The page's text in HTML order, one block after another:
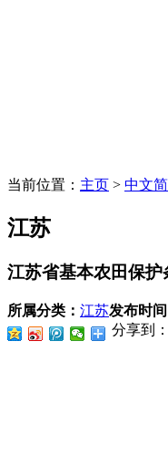
当前位置： 主页 > 中文
江苏
江苏省基本农田保护
所属分类： 江苏发布时间
分享到：